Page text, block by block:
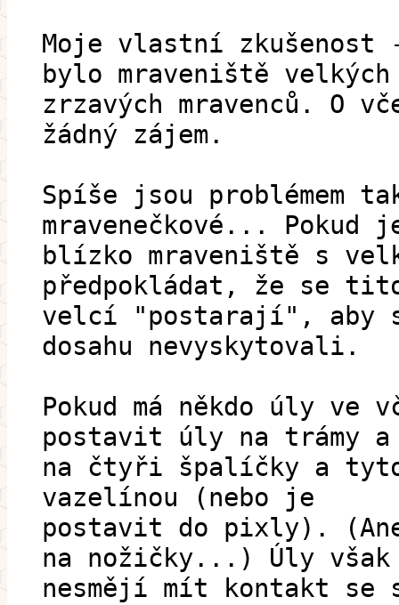
Moje vlastní zkušenost
bylo mraveniště velkých
zrzavých mravenců. O
žádný zájem.
Spíše jsou problémem
mravenečkové... Pokud
blízko mraveniště s
předpokládat, že se
velcí "postarají", aby
dosahu nevyskytovali.
Pokud má někdo úly ve
postavit úly na trámy a
na čtyři špalíčky a
vazelínou (nebo je
postavit do pixly).
na nožičky...) Úly však
nesmějí mít kontakt se